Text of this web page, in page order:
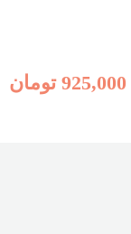
925,000 تومان